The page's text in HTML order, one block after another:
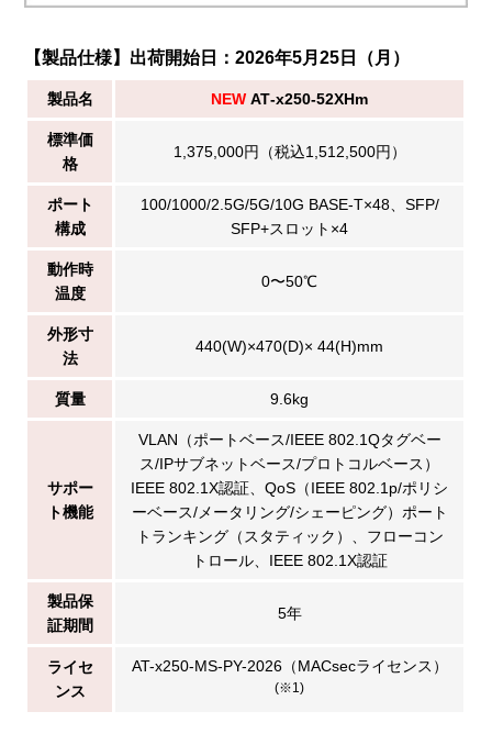
【製品仕様】出荷開始日：2026年5月25日（月）
製品名 NEW AT‑x250‑52XHm
標準価
格
1,375,000円（税込1,512,500円）
ポート
構成
100/1000/2.5G/5G/10G BASE‑T×48、SFP/
SFP+スロット×4
動作時
温度
0〜50℃
外形寸
法
440(W)×470(D)× 44(H)mm
質量 9.6kg
サポー
ト機能
VLAN（ポートベース/IEEE 802.1Qタグベー
ス/IPサブネットベース/プロトコルベース）
IEEE 802.1X認証、QoS（IEEE 802.1p/ポリシ
ーベース/メータリング/シェーピング）ポート
トランキング（スタティック）、フローコン
トロール、IEEE 802.1X認証
製品保
証期間
5年
ライセ
ンス
AT-x250-MS-PY-2026（MACsecライセンス）
(※1)